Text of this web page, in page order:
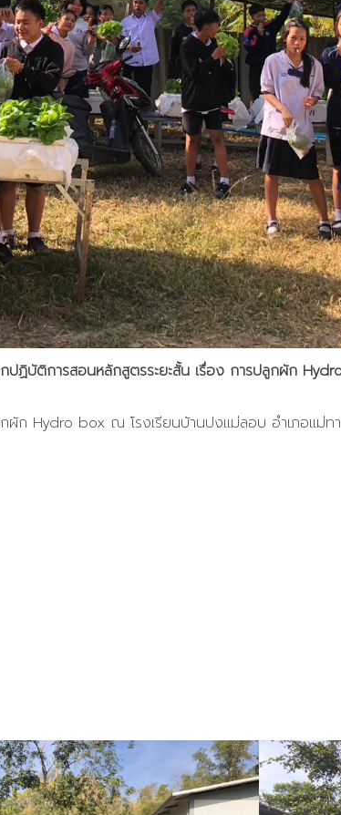
ปฏิบัติการสอนหลักสูตรระยะสั้น เรื่อง การปลูกผัก
ผัก Hydro box ณ โรงเรียนบ้านปงแม่ลอบ อำเภอแม่